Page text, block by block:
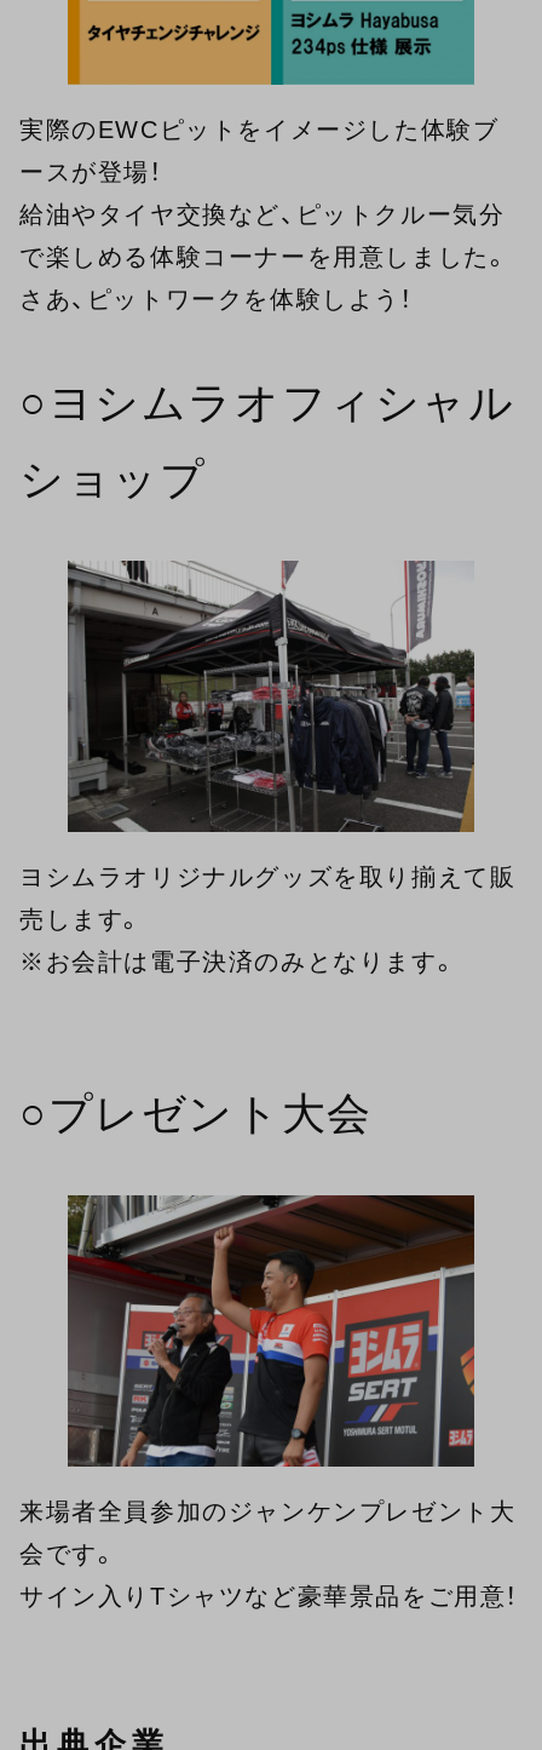
実際のEWCピットをイメージした体験ブ
ースが登場！
給油やタイヤ交換など、ピットクルー気分
で楽しめる体験コーナーを用意しました。
さあ、ピットワークを体験しよう！
○ヨシムラオフィシャル
ショップ
ヨシムラオリジナルグッズを取り揃えて販
売します。
※お会計は電子決済のみとなります。
○プレゼント大会
来場者全員参加のジャンケンプレゼント大
会です。
サイン入りTシャツなど豪華景品をご用意！